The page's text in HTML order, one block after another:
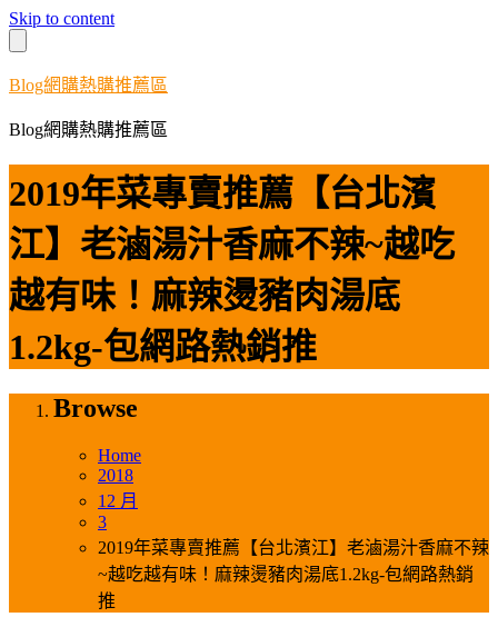
Skip to content
Blog網購熱購推薦區
Blog網購熱購推薦區
2019年菜專賣推薦【台北濱
江】老滷湯汁香麻不辣~越吃
越有味！麻辣燙豬肉湯底
1.2kg-包網路熱銷推
Browse
Home
2018
12 月
3
2019年菜專賣推薦【台北濱江】老滷湯汁香麻不辣
~越吃越有味！麻辣燙豬肉湯底1.2kg-包網路熱銷
推